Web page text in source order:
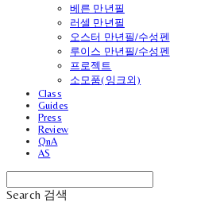
베른 만년필
러셀 만년필
오스터 만년필/수성펜
루이스 만년필/수성펜
프로젝트
소모품(잉크외)
Class
Guides
Press
Review
QnA
AS
Search 검색